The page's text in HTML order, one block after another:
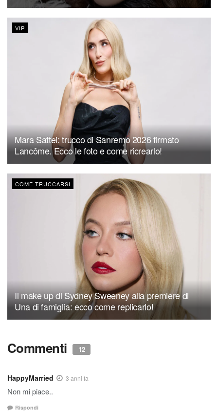
VIP
Mara Sattei: trucco di Sanremo 2026 firmato
Lancôme. Ecco le foto e come ricrearlo!
COME TRUCCARSI
Il make up di Sydney Sweeney alla premiere di
Una di famiglia: ecco come replicarlo!
Commenti 12
HappyMarried 3 anni fa
Non mi piace..
Rispondi